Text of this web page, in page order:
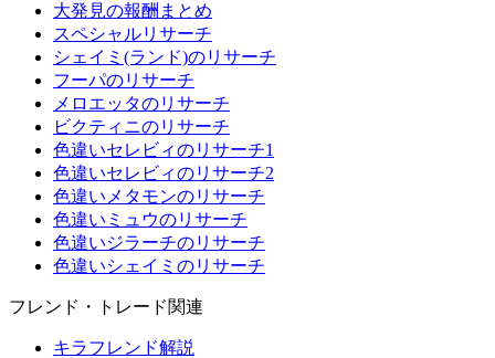
大発見の報酬まとめ
スペシャルリサーチ
シェイミ(ランド)のリサーチ
フーパのリサーチ
メロエッタのリサーチ
ビクティニのリサーチ
色違いセレビィのリサーチ1
色違いセレビィのリサーチ2
色違いメタモンのリサーチ
色違いミュウのリサーチ
色違いジラーチのリサーチ
色違いシェイミのリサーチ
フレンド・トレード関連
キラフレンド解説